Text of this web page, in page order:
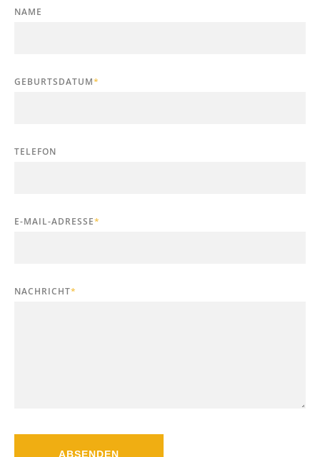
NAME
GEBURTSDATUM*
TELEFON
E-MAIL-ADRESSE*
NACHRICHT*
ABSENDEN